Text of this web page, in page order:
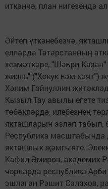
иткәнчә, план нигезендә
Әйтеп үткәнебезчә,
елларда Татарстанның
хезмәткәре, "Шәһри
жизнь" ("Хокук һәм хәят")
Хәлим Гайнуллин
Кызыл Тау авылы егете
төбәкләрдә, илебезнең
якташларын эзләп табып,
Республика масштабында
якташлык җәмгыяте.
Кафил Әмиров, академик
чорларда республика
эшләгән Рәшит Сәлахов,